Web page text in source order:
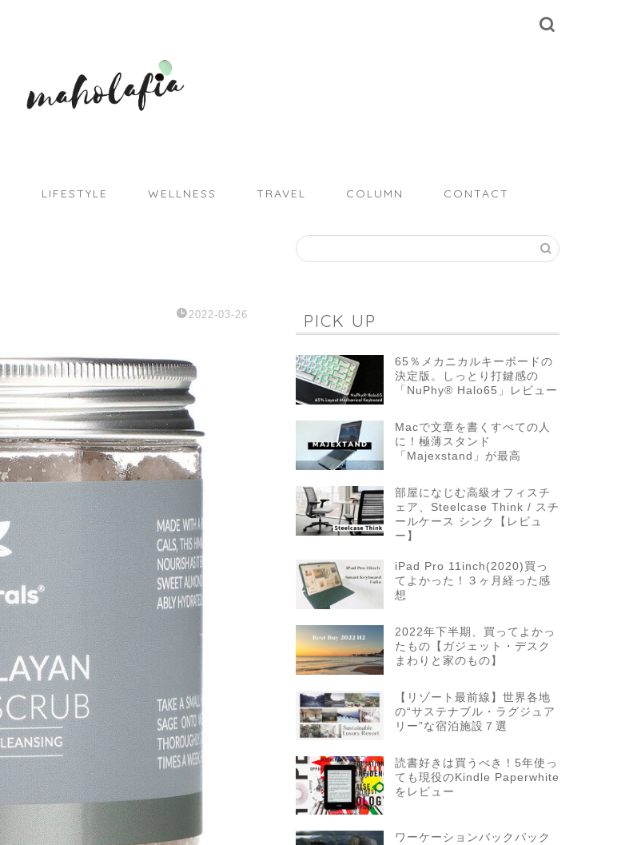
LIFESTYLE WELLNESS TRAVEL COLUMN CONTACT
2022-03-26 PICK UP
65％メカニカルキーボードの
決定版。しっとり打鍵感の
「NuPhy® Halo65」レビュー
Macで文章を書くすべての人
に！極薄スタンド
「Majexstand」が最高
部屋になじむ高級オフィスチ
ェア、Steelcase Think / スチ
ールケース シンク【レビュ
ー】
iPad Pro 11inch(2020)買っ
てよかった！３ヶ月経った感
想
2022年下半期、買ってよかっ
たもの【ガジェット・デスク
まわりと家のもの】
【リゾート最前線】世界各地
の“サステナブル・ラグジュア
リー”な宿泊施設７選
読書好きは買うべき！5年使っ
ても現役のKindle Paperwhite
をレビュー
ワーケーションバックパック